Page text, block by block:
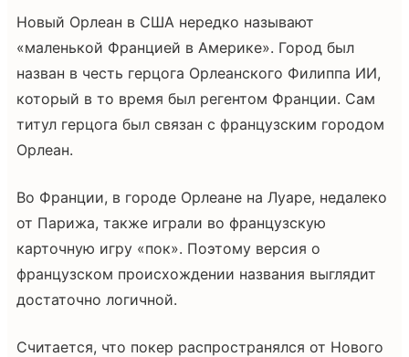
Новый Орлеан в США нередко называют
«маленькой Францией в Америке». Город был
назван в честь герцога Орлеанского Филиппа ИИ,
который в то время был регентом Франции. Сам
титул герцога был связан с французским городом
Орлеан.
Во Франции, в городе Орлеане на Луаре, недалеко
от Парижа, также играли во французскую
карточную игру «пок». Поэтому версия о
французском происхождении названия выглядит
достаточно логичной.
Считается, что покер распространялся от Нового